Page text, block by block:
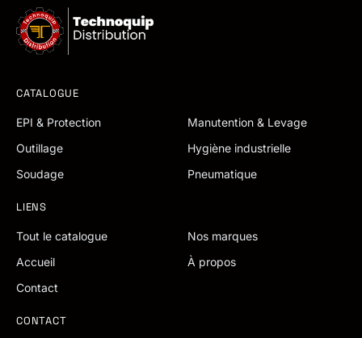
CATALOGUE
EPI & Protection
Manutention & Levage
Outillage
Hygiène industrielle
Soudage
Pneumatique
LIENS
Tout le catalogue
Nos marques
Accueil
À propos
Contact
CONTACT